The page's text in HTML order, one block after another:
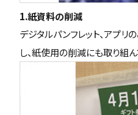
1.紙資料の削減
デジタルパンフレット、アプリ
し、紙使用の削減にも取り組ん